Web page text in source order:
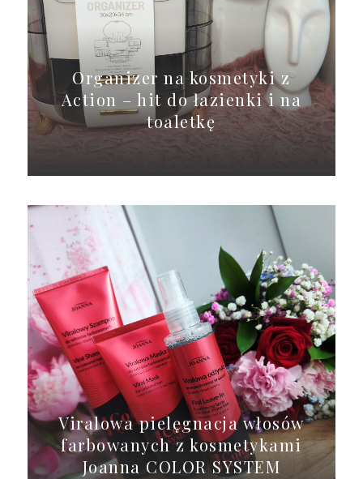
Organizer na kosmetyki z
Action – hit do łazienki i na
toaletkę
Viralowa pielęgnacja włosów
farbowanych z kosmetykami
Joanna COLOR SYSTEM